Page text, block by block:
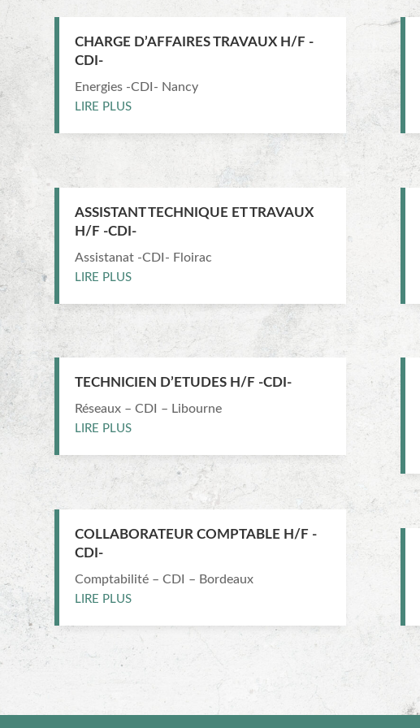
CHARGE D’AFFAIRES TRAVAUX H/F -
CDI-
Energies -CDI- Nancy
LIRE PLUS
ASSISTANT TECHNIQUE ET TRAVAUX
H/F -CDI-
Assistanat -CDI- Floirac
LIRE PLUS
TECHNICIEN D’ETUDES H/F -CDI-
Réseaux – CDI – Libourne
LIRE PLUS
COLLABORATEUR COMPTABLE H/F -
CDI-
Comptabilité – CDI – Bordeaux
LIRE PLUS